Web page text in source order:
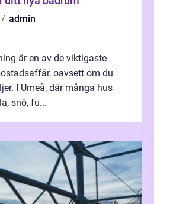
admin
är en av de viktigaste
oavsett om du
I Umeå, där många hus
snö, fu...